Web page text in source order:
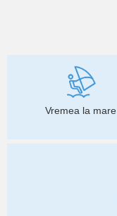
Vremea la mare